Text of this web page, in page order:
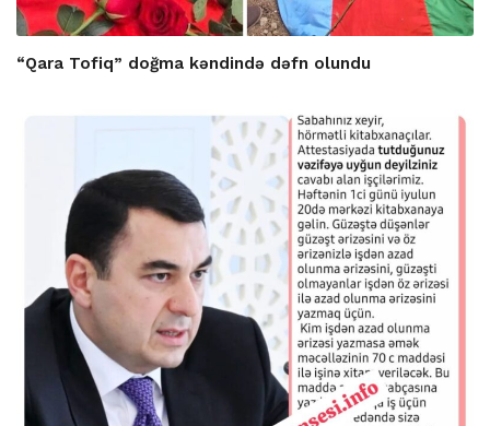
“Qara Tofiq” doğma kəndində dəfn olundu